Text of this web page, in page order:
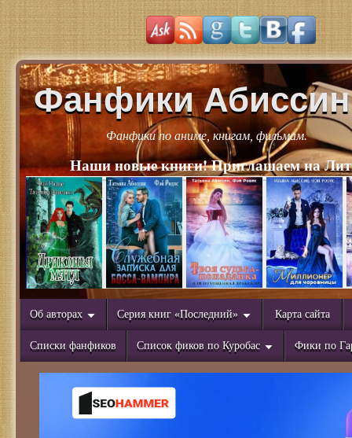
Фанфики Абиссин
Фанфики по аниме, книгам, фильмам.
Наши новые книги! Приглашаем на
Об авторах Серия книг «Последний» Карта сайта
Списки фанфиков Список фиков по Куробас Фики по